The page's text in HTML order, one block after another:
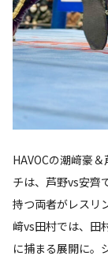
HAVOCの潮﨑豪
チは、芦野vs安齊
持つ両者がレスリ
﨑vs田村では、田
に捕まる展開に。